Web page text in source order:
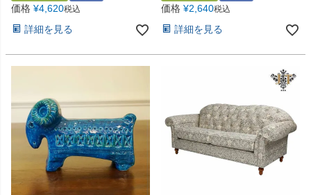
価格 ¥4,620税込
詳細を見る
価格 ¥2,640税込
詳細を見る